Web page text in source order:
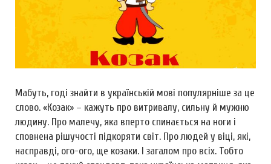
Мабуть, годі знайти в українській мові популярніше за це
слово. «Козак» – кажуть про витривалу, сильну й мужню
людину. Про малечу, яка вперто спинається на ноги і
сповнена рішучості підкоряти світ. Про людей у віці, які,
насправді, ого-ого, ще козаки. І загалом про всіх. Тобто